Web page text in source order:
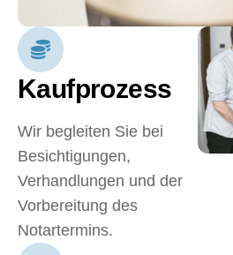
Kaufprozess
Wir begleiten Sie bei
Besichtigungen,
Verhandlungen und der
Vorbereitung des
Notartermins.